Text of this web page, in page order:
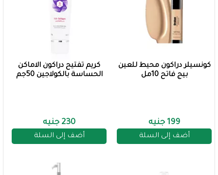
كونسيلر دراكون محيط للعين
بيج فاتح 10مل
199 جنيه
أضف إلى السلة
كريم تفتيح دراكون الاماكن
الحساسة بالكولاجين 50جم
230 جنيه
أضف إلى السلة